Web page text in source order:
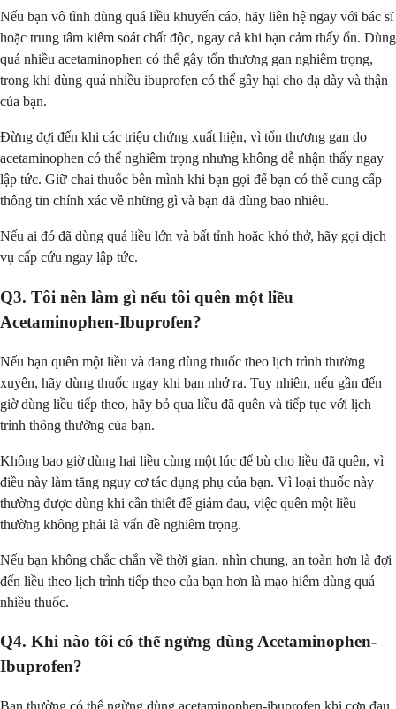
Nếu bạn vô tình dùng quá liều khuyến cáo, hãy liên hệ ngay với bác sĩ
hoặc trung tâm kiểm soát chất độc, ngay cả khi bạn cảm thấy ổn. Dùng
quá nhiều acetaminophen có thể gây tổn thương gan nghiêm trọng,
trong khi dùng quá nhiều ibuprofen có thể gây hại cho dạ dày và thận
của bạn.
Đừng đợi đến khi các triệu chứng xuất hiện, vì tổn thương gan do
acetaminophen có thể nghiêm trọng nhưng không dễ nhận thấy ngay
lập tức. Giữ chai thuốc bên mình khi bạn gọi để bạn có thể cung cấp
thông tin chính xác về những gì và bạn đã dùng bao nhiêu.
Nếu ai đó đã dùng quá liều lớn và bất tỉnh hoặc khó thở, hãy gọi dịch
vụ cấp cứu ngay lập tức.
Q3. Tôi nên làm gì nếu tôi quên một liều
Acetaminophen-Ibuprofen?
Nếu bạn quên một liều và đang dùng thuốc theo lịch trình thường
xuyên, hãy dùng thuốc ngay khi bạn nhớ ra. Tuy nhiên, nếu gần đến
giờ dùng liều tiếp theo, hãy bỏ qua liều đã quên và tiếp tục với lịch
trình thông thường của bạn.
Không bao giờ dùng hai liều cùng một lúc để bù cho liều đã quên, vì
điều này làm tăng nguy cơ tác dụng phụ của bạn. Vì loại thuốc này
thường được dùng khi cần thiết để giảm đau, việc quên một liều
thường không phải là vấn đề nghiêm trọng.
Nếu bạn không chắc chắn về thời gian, nhìn chung, an toàn hơn là đợi
đến liều theo lịch trình tiếp theo của bạn hơn là mạo hiểm dùng quá
nhiều thuốc.
Q4. Khi nào tôi có thể ngừng dùng Acetaminophen-
Ibuprofen?
Bạn thường có thể ngừng dùng acetaminophen-ibuprofen khi cơn đau